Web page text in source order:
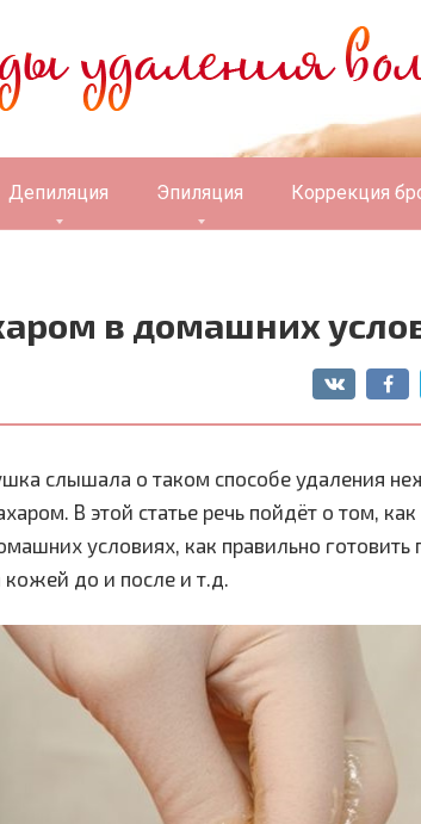
Депиляция Эпиляция Коррекция
в домашних
слышала о таком способе удаления
В этой статье речь пойдёт о том,
условиях, как правильно готовить
кожей до и после и т.д.